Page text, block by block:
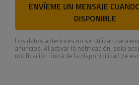
ENVÍEME UN MENSAJE
DISPONIBLE
Los datos anteriores no se utilizan para
anuncios. Al activar la notificación, solo
notificación única de la disponibilidad de